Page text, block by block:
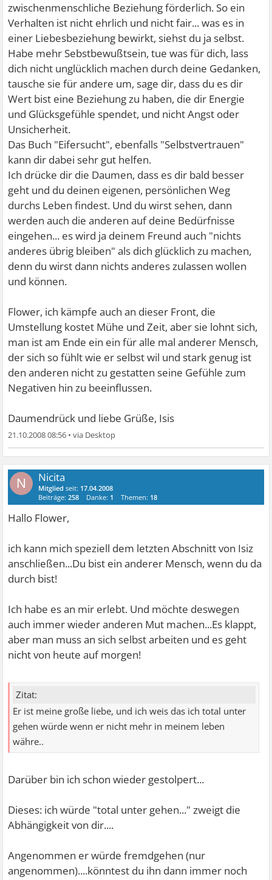
zwischenmenschliche Beziehung förderlich. So ein
Verhalten ist nicht ehrlich und nicht fair... was es in
einer Liebesbeziehung bewirkt, siehst du ja selbst.
Habe mehr Sebstbewußtsein, tue was für dich, lass
dich nicht unglücklich machen durch deine Gedanken,
tausche sie für andere um, sage dir, dass du es dir
Wert bist eine Beziehung zu haben, die dir Energie
und Glücksgefühle spendet, und nicht Angst oder
Unsicherheit.
Das Buch "Eifersucht", ebenfalls "Selbstvertrauen"
kann dir dabei sehr gut helfen.
Ich drücke dir die Daumen, dass es dir bald besser
geht und du deinen eigenen, persönlichen Weg
durchs Leben findest. Und du wirst sehen, dann
werden auch die anderen auf deine Bedürfnisse
eingehen... es wird ja deinem Freund auch "nichts
anderes übrig bleiben" als dich glücklich zu machen,
denn du wirst dann nichts anderes zulassen wollen
und können.
Flower, ich kämpfe auch an dieser Front, die
Umstellung kostet Mühe und Zeit, aber sie lohnt sich,
man ist am Ende ein ein für alle mal anderer Mensch,
der sich so fühlt wie er selbst wil und stark genug ist
den anderen nicht zu gestatten seine Gefühle zum
Negativen hin zu beeinflussen.
Daumendrück und liebe Grüße, Isis
21.10.2008 08:56 •
N Nicita
Mitglied seit: 17.04.2008
Beiträge:258 Danke: 1 Themen: 18
Hallo Flower,
ich kann mich speziell dem letzten Abschnitt von Isiz
anschließen...Du bist ein anderer Mensch, wenn du da
durch bist!
Ich habe es an mir erlebt. Und möchte deswegen
auch immer wieder anderen Mut machen...Es klappt,
aber man muss an sich selbst arbeiten und es geht
nicht von heute auf morgen!
Zitat:
Er ist meine große liebe, und ich weis das ich total unter
gehen würde wenn er nicht mehr in meinem leben
währe..
Darüber bin ich schon wieder gestolpert...
Dieses: ich würde "total unter gehen..." zweigt die
Abhängigkeit von dir....
Angenommen er würde fremdgehen (nur
angenommen)....könntest du ihn dann immer noch